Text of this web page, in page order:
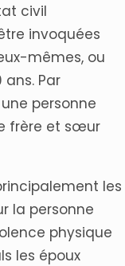
civil
invoquées
mêmes, ou
Par
personne
frère et sœur
les
la personne
physique
les époux